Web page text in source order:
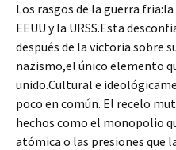
Los rasgos de la guerra
EEUU y la URSS.Esta
después de la victoria sobre
nazismo,el único elemento
unido.Cultural e
poco en común. El recelo
hechos como el monopolio
atómica o las presiones que